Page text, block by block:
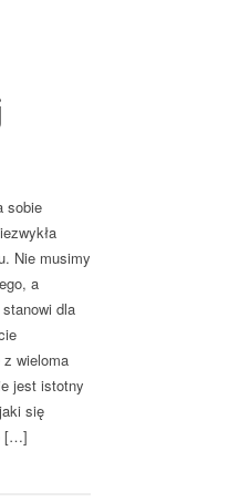
sobie
Nie musimy
a
dla
wieloma
jest istotny
się
[…]